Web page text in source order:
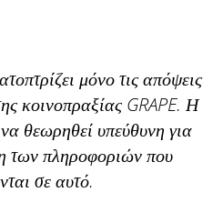
μόνο τις απόψεις
κοινοπραξίας GRAPE. Η
θεωρηθεί υπεύθυνη για
των πληροφοριών που
σε αυτό.